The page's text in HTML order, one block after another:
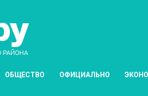
ОБЩЕСТВО ОФИЦИАЛЬНО